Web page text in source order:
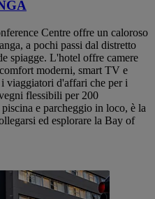
Centre offre un caloroso
a pochi passi dal distretto
spiagge. L'hotel offre camere
moderni, smart TV e
viaggiatori d'affari che per i
flessibili per 200
e parcheggio in loco, è la
ed esplorare la Bay of